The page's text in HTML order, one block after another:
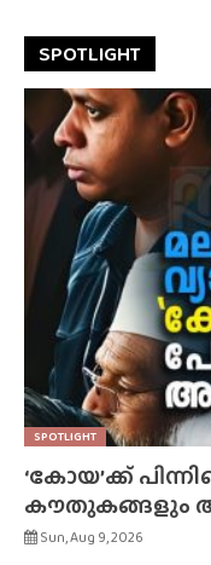
SPOTLIGHT
SPOTLIGHT
‘കോയ’ക്ക്
കൗതുകങ്ങളും
Sun, Aug 9, 2026